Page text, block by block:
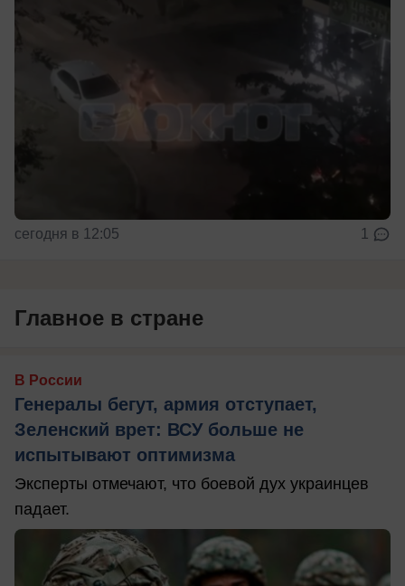
сегодня в 12:05 1
Главное в стране
В России
Генералы бегут, армия отступает,
Зеленский врет: ВСУ больше не
испытывают оптимизма
Эксперты отмечают, что боевой дух украинцев
падает.